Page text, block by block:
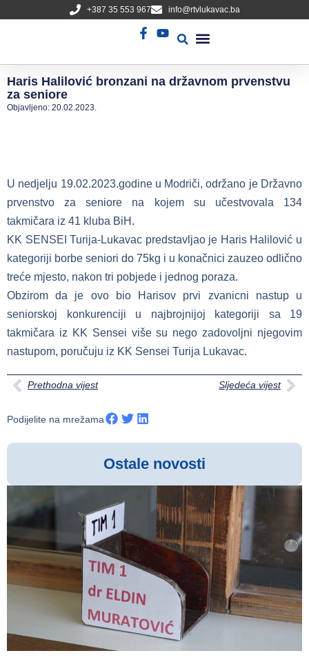
+387 35 553 967 info@rtvlukavac.ba
Haris Halilović bronzani na državnom prvenstvu
za seniore
Objavljeno: 20.02.2023.
U nedjelju 19.02.2023.godine u Modriči, održano je Državno
prvenstvo za seniore na kojem su učestvovala 134
takmičara iz 41 kluba BiH.
KK SENSEI Turija-Lukavac predstavljao je Haris Halilović u
kategoriji borbe seniori do 75kg i u konačnici zauzeo odlično
treće mjesto, nakon tri pobjede i jednog poraza.
Obzirom da je ovo bio Harisov prvi zvanicni nastup u
seniorskoj konkurenciji u najbrojnijoj kategoriji sa 19
takmičara iz KK Sensei više su nego zadovoljni njegovim
nastupom, poručuju iz KK Sensei Turija Lukavac.
Prethodna vijest Sljedeća vijest
Podijelite na mrežama
Ostale novosti